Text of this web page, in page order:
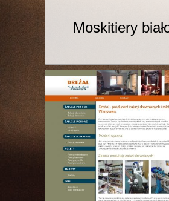
Moskitiery